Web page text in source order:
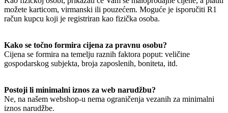
možete karticom, virmanski ili pouzećem. Moguće je isporučiti R1
račun kupcu koji je registriran kao fizička osoba.
Kako se točno formira cijena za pravnu osobu?
Cijena se formira na temelju raznih faktora poput: veličine
gospodarskog subjekta, broja zaposlenih, boniteta, itd.
Postoji li minimalni iznos za web narudžbu?
Ne, na našem webshop-u nema ograničenja vezanih za minimalni
iznos narudžbe.